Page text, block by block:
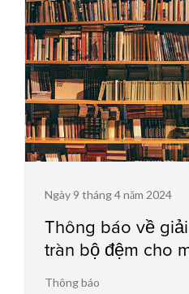
Ngày 9 tháng 4 năm 2024
Thông báo về
tràn bộ đệm cho
Thông báo